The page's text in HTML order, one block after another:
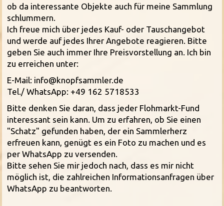
ob da interessante Objekte auch für meine Sammlung
schlummern.
Ich freue mich über jedes Kauf- oder Tauschangebot
und werde auf jedes Ihrer Angebote reagieren. Bitte
geben Sie auch immer Ihre Preisvorstellung an. Ich bin
zu erreichen unter:
E-Mail: info@knopfsammler.de
Tel./ WhatsApp: +49 162 5718533
Bitte denken Sie daran, dass jeder Flohmarkt-Fund
interessant sein kann. Um zu erfahren, ob Sie einen
"Schatz" gefunden haben, der ein Sammlerherz
erfreuen kann, genügt es ein Foto zu machen und es
per WhatsApp zu versenden.
Bitte sehen Sie mir jedoch nach, dass es mir nicht
möglich ist, die zahlreichen Informationsanfragen über
WhatsApp zu beantworten.